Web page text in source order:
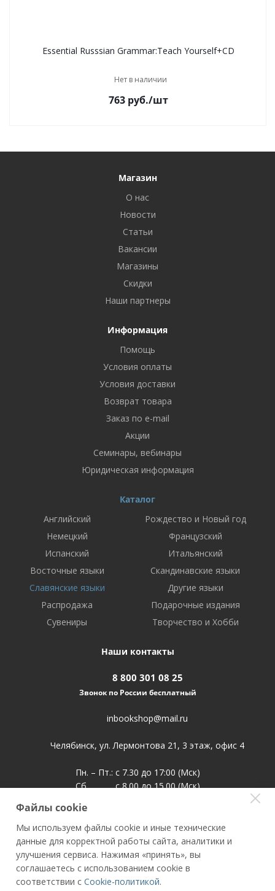
Essential Russsian Grammar:Teach Yourself+CD
Нет в наличии
763руб./шт
Магазин
О нас
Новости
Статьи
Вакансии
Магазины
Скидки
Наши партнеры
Информация
Помощь
Условия оплаты
Условия доставки
Возврат товара
Заказ по e-mail
Акции
Семинары, вебинары
Юридическая информация
Каталог
Английский
Рождество и Новый год
Немецкий
Французский
Испанский
Итальянский
Восточные языки
Скандинавские языки
Славянские языки
Другие языки
Распродажа
Подарочные издания
Сувениры
Творчество и Хобби
Наши контакты
8 800 301 08 25
Звонок по России бесплатный
inbookshop@mail.ru
Челябинск, ул. Лермонтова 21, 3 этаж, офис 4
Пн. – Пт.: с 7.30 до 17:00 (Мск)
Сб. с 8.00 до 15.00 (Мск)
Книжный супермаркет INBOOKSHOP.RU
ООО "Полиглот" (ИНН/КПП 5904263531/590401001, ОГРН
Файлы cookie
Мы используем файлы cookie и иные технические
данные для корректной работы сайта, аналитики и
улучшения сервиса. Нажимая «принять», вы
соглашаетесь с использованием cookie в
соответствии с Cookie-политикой.